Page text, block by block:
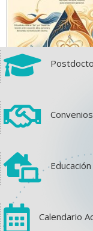

 Convenios

 Calendario